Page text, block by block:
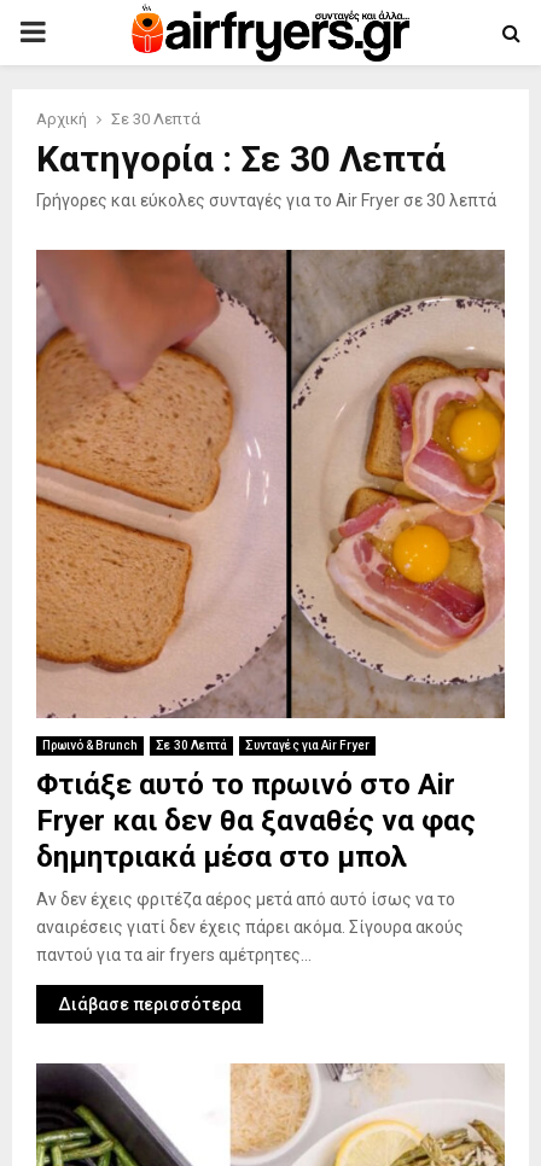
PRIMARY
Αρχική Σε 30 Λεπτά
Κατηγορία : Σε 30 Λεπτά
Γρήγορες και εύκολες συνταγές για το Air Fryer σε 30 λεπτά
Πρωινό & Brunch Σε 30 Λεπτά Συνταγές για Air Fryer
Φτιάξε αυτό το πρωινό στο Air
Fryer και δεν θα ξαναθές να φας
δημητριακά μέσα στο μπολ
Αν δεν έχεις φριτέζα αέρος μετά από αυτό ίσως να το
αναιρέσεις γιατί δεν έχεις πάρει ακόμα. Σίγουρα ακούς
παντού για τα air fryers αμέτρητες...
Διάβασε περισσότερα